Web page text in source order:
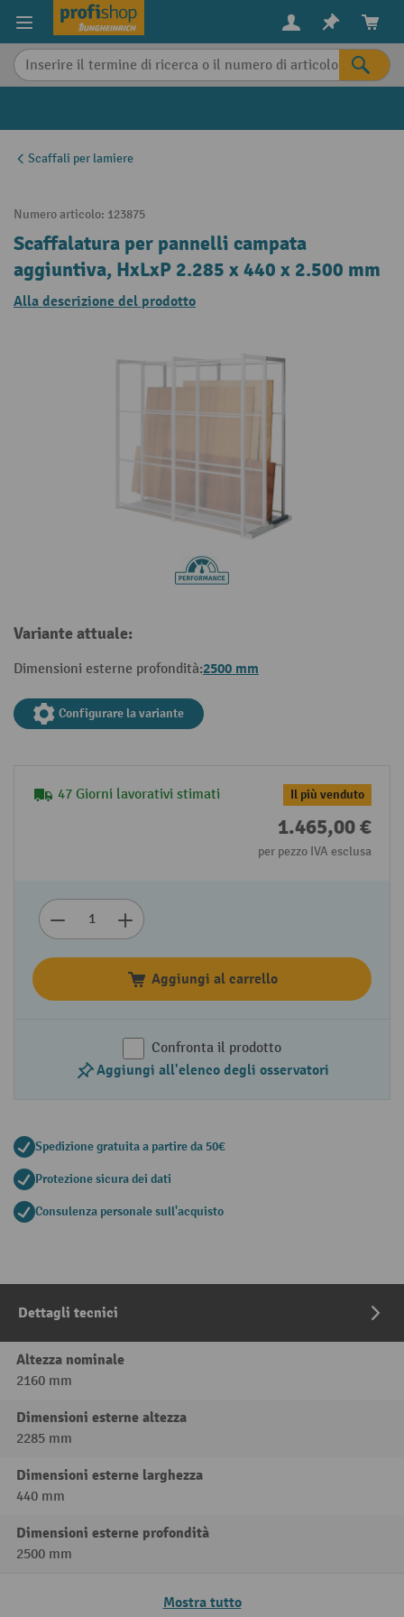
content
Scaffali per lamiere
Numero articolo: 123875
Scaffalatura per pannelli campata
aggiuntiva, HxLxP 2.285 x 440 x 2.500 mm
Alla descrizione del prodotto
Variante attuale:
Dimensioni esterne profondità:2500 mm
Configurare la variante
47 Giorni lavorativi stimati Il più venduto
1.465,00 €
per pezzo IVA esclusa
Aggiungi al carrello
Confronta il prodotto
Aggiungi all'elenco degli osservatori
Spedizione gratuita a partire da 50€
Protezione sicura dei dati
Consulenza personale sull'acquisto
Dettagli tecnici
Altezza nominale
2160 mm
Dimensioni esterne altezza
2285 mm
Dimensioni esterne larghezza
440 mm
Dimensioni esterne profondità
2500 mm
Mostra tutto